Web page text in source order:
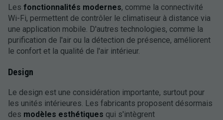
Les fonctionnalités modernes, comme la connectivité
Wi-Fi, permettent de contrôler le climatiseur à distance via
une application mobile. D'autres technologies, comme la
purification de l'air ou la détection de présence, améliorent
le confort et la qualité de l'air intérieur.
Design
Le design est une considération importante, surtout pour
les unités intérieures. Les fabricants proposent désormais
des modèles esthétiques qui s'intègrent